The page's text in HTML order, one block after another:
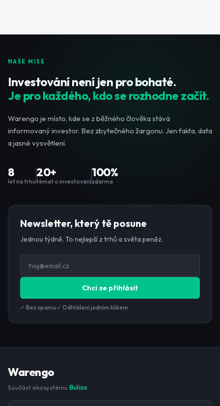
NAŠE MISE
Investování není jen pro bohaté.
Je pro každého, kdo se rozhodne začít.
Warengo je místo, kde se z běžného člověka stává
informovaný investor. Bez zbytečného žargonu. Jen fakta, data
a jasné vysvětlení.
8
let na trhu
20+
témat o investování
100%
zdarma
Newsletter, který tě posune
Jednou týdně. To nejlepší z trhů a světa peněz.
Chci se přihlásit
✓ Bez spamu ✓ Odhlášení jedním klikem
Warengo
Součást ekosystému Bulios